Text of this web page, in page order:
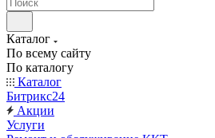
Каталог
По всему сайту
По каталогу
Каталог
Битрикс24
Акции
Услуги